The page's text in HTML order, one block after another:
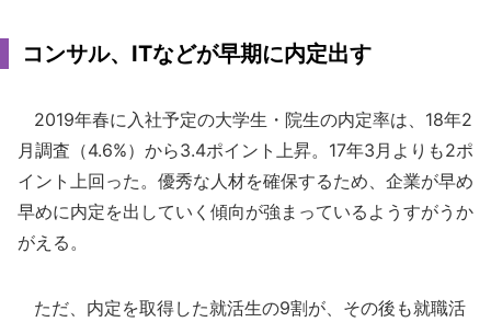
コンサル、ITなどが早期に内定出す
2019年春に入社予定の大学生・院生の内定率は、18年2
月調査（4.6%）から3.4ポイント上昇。17年3月よりも2ポ
イント上回った。優秀な人材を確保するため、企業が早め
早めに内定を出していく傾向が強まっているようすがうか
がえる。
ただ、内定を取得した就活生の9割が、その後も就職活